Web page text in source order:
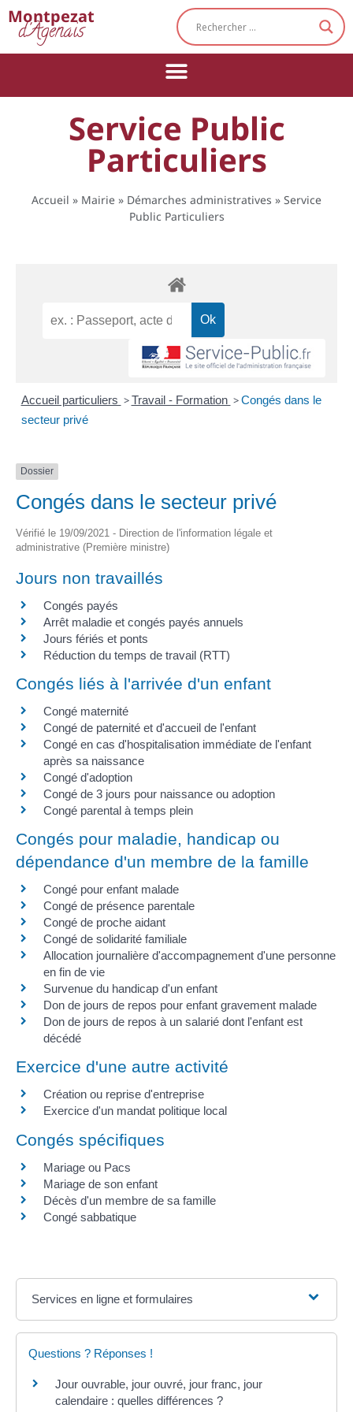
Montpezat
d'Agenais
Service Public
Particuliers
Accueil » Mairie » Démarches administratives » Service
Public Particuliers
Accueil particuliers > Travail - Formation > Congés dans le
secteur privé
Dossier
Congés dans le secteur privé
Vérifié le 19/09/2021 - Direction de l'information légale et
administrative (Première ministre)
Jours non travaillés
Congés payés
Arrêt maladie et congés payés annuels
Jours fériés et ponts
Réduction du temps de travail (RTT)
Congés liés à l'arrivée d'un enfant
Congé maternité
Congé de paternité et d'accueil de l'enfant
Congé en cas d'hospitalisation immédiate de l'enfant
après sa naissance
Congé d'adoption
Congé de 3 jours pour naissance ou adoption
Congé parental à temps plein
Congés pour maladie, handicap ou
dépendance d'un membre de la famille
Congé pour enfant malade
Congé de présence parentale
Congé de proche aidant
Congé de solidarité familiale
Allocation journalière d'accompagnement d'une personne
en fin de vie
Survenue du handicap d'un enfant
Don de jours de repos pour enfant gravement malade
Don de jours de repos à un salarié dont l'enfant est
décédé
Exercice d'une autre activité
Création ou reprise d'entreprise
Exercice d'un mandat politique local
Congés spécifiques
Mariage ou Pacs
Mariage de son enfant
Décès d'un membre de sa famille
Congé sabbatique
Services en ligne et formulaires
Questions ? Réponses !
Jour ouvrable, jour ouvré, jour franc, jour
calendaire : quelles différences ?
Cookies management panel